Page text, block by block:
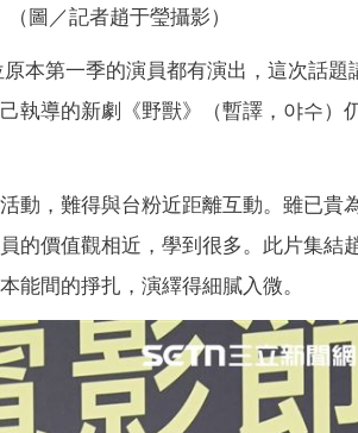
圖／記者趙于瑩攝影）
本第一季的演員都有演出，這次話題
執導的新劇《野獸》（暫譯，야수）
動，難得與台粉近距離互動。雖已貴
的價值觀相近，學到很多。此片集結
能間的掙扎，演繹得細膩入微。